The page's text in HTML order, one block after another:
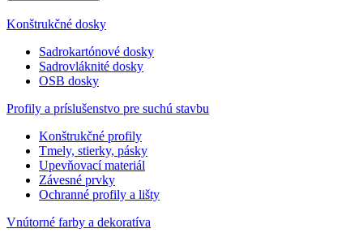
Konštrukčné dosky
Sadrokartónové dosky
Sadrovláknité dosky
OSB dosky
Profily a príslušenstvo pre suchú stavbu
Konštrukčné profily
Tmely, stierky, pásky
Upevňovací materiál
Závesné prvky
Ochranné profily a lišty
Vnútorné farby a dekoratíva